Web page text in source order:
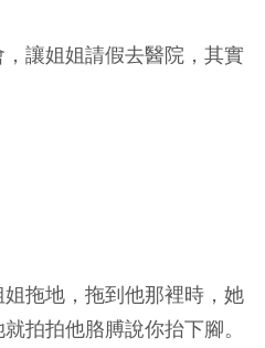
讓姐姐請假去醫院，其實
拖地，拖到他那裡時，她
拍拍他胳膊說你抬下腳。